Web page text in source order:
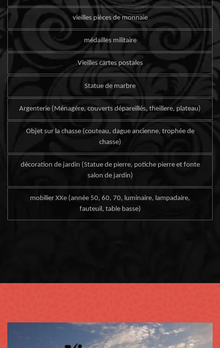
vieilles pièces de monnaie
médailles militaire
Vieilles cartes postales
Statue de marbre
Argenterie (Ménagère, couverts dépareillés, theillere, plateau)
Objet sur la chasse (couteau, dague ancienne, trophée de
chasse)
décoration de jardin (Statue de pierre, potiche pierre et fonte
salon de jardin)
mobilier XXe (année 50, 60, 70, luminaire, lampadaire,
fauteuil, table basse)